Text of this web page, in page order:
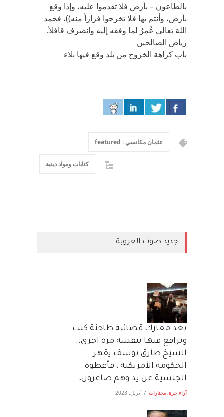
بالطاعون – بأرض فلا تقدموا عليه، وإذا وقع
بأرض، وأنتم بها فلا تخرجوا فراراً منه))، فحمد
اللهَ تعالى عُمرُ لما وفقه إليه وانصرف قافلاً.
رياض الصالحين
باب كراهة الخروج من بلد وقع فيها بلاء
عثمان مكانسي : featured
كتابات ومواد دينية
جديد صوت العروبة
بعد معارك قضائية طاحنة كتب
وترافع فيها بنفسه مرة اخرى..
الشيخ طارق يوسف يقهر
الحكومة الأمريكية ، فأعطوه
الجنسية عن يد وهم صاغرون،
آراء حرة, مختارات 7 أبريل، 2023